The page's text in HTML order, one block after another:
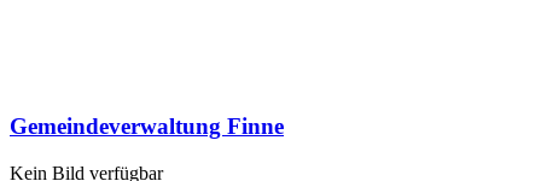
Gemeindeverwaltung Finne
Kein Bild verfügbar